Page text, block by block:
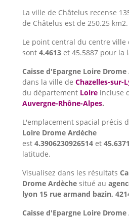
La ville de Châtelus recense
de Châtelus est de 250.25 km2.
Le point central du centre ville
sont 4.4613 et 45.5887 pour la
Caisse d'Epargne Loire Drome
dans la ville de Chazelles-sur-
du département Loire incluse
Auvergne-Rhône-Alpes.
L'emplacement spacial précis
Loire Drome Ardèche
est 4.3906230926514 et
latitude.
Visualisez dans les résultats
Drome Ardèche situé au
lyon 15 rue armand bazin,
Caisse d'Epargne Loire Drome